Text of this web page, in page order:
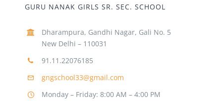
GURU NANAK GIRLS SR. SEC. SCHOOL
Dharampura, Gandhi Nagar, Gali No. 5
New Delhi – 110031
91.11.22076185
gngschool33@gmail.com
Monday – Friday: 8:00 AM – 4:00 PM